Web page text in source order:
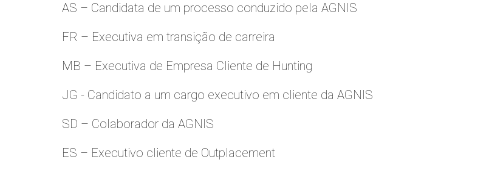
AS – Candidata de um processo conduzido pela AGNIS
FR – Executiva em transição de carreira
MB – Executiva de Empresa Cliente de Hunting
JG - Candidato a um cargo executivo em cliente da AGNIS
SD – Colaborador da AGNIS
ES – Executivo cliente de Outplacement